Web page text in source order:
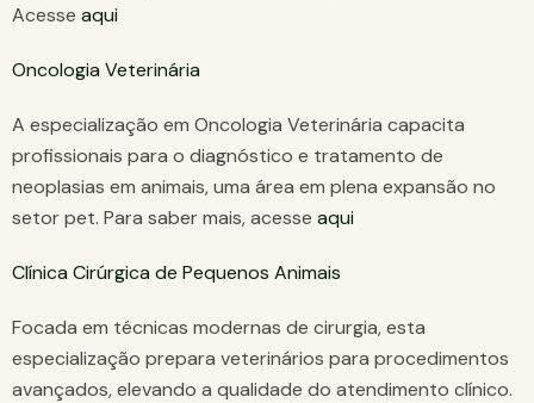
Acesse aqui
Oncologia Veterinária
A especialização em Oncologia Veterinária capacita
profissionais para o diagnóstico e tratamento de
neoplasias em animais, uma área em plena expansão no
setor pet. Para saber mais, acesse aqui
Clínica Cirúrgica de Pequenos Animais
Focada em técnicas modernas de cirurgia, esta
especialização prepara veterinários para procedimentos
avançados, elevando a qualidade do atendimento clínico.